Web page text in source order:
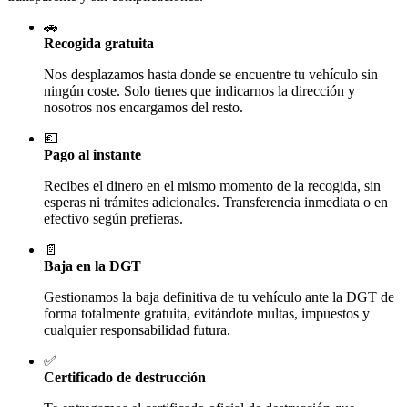
🚗
Recogida gratuita
Nos desplazamos hasta donde se encuentre tu vehículo sin
ningún coste. Solo tienes que indicarnos la dirección y
nosotros nos encargamos del resto.
💶
Pago al instante
Recibes el dinero en el mismo momento de la recogida, sin
esperas ni trámites adicionales. Transferencia inmediata o en
efectivo según prefieras.
📄
Baja en la DGT
Gestionamos la baja definitiva de tu vehículo ante la DGT de
forma totalmente gratuita, evitándote multas, impuestos y
cualquier responsabilidad futura.
✅
Certificado de destrucción